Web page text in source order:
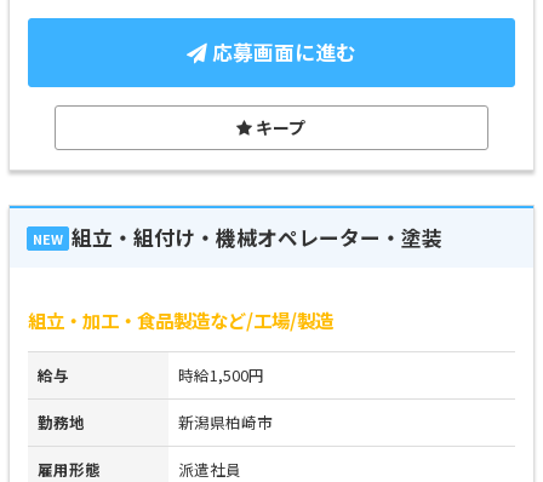
応募画面に進む
キープ
NEW 組立・組付け・機械オペレーター・塗装
組立・加工・食品製造など/工場/製造
給与 時給1,500円
勤務地 新潟県柏崎市
雇用形態 派遣社員